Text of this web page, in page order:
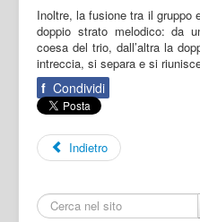
Inoltre, la fusione tra il gruppo
doppio strato melodico: da
coesa del trio, dall’altra la
intreccia, si separa e si
f Condividi
Indietro